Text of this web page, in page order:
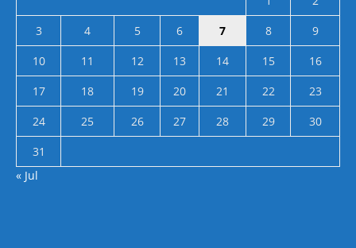
3
4 5 6 7 8
9
10
11 12 13 14 15
16
17
18 19 20 21 22
23
24
25 26 27 28 29
30
31
« Jul